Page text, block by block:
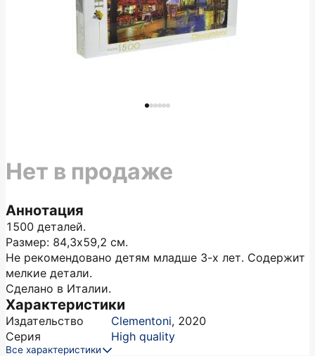
Аннотация
1500 деталей.
Размер: 84,3х59,2 см.
Не рекомендовано детям младше 3-х лет. Содержит
мелкие детали.
Сделано в Италии.
Характеристики
Издательство Clementoni, 2020
Серия
High quality
Все характеристики
Нет в продаже